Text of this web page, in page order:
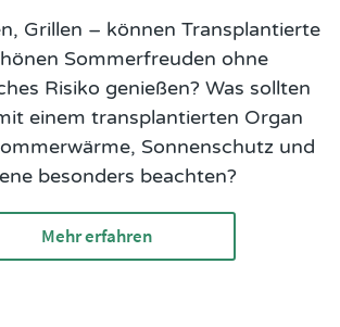
Grillen – können Transplantierte
Sommerfreuden ohne
Risiko genießen? Was sollten
einem transplantierten Organ
Sonnenschutz und
besonders beachten?
Mehr erfahren